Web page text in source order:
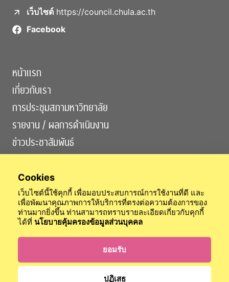
เว็บไซต์ https://council.chula.ac.th
Facebook
หน้าแรก
เกี่ยวกับเรา
การประชุมสภามหาวิทยาลัย
รายงาน / ผลการดำเนินงาน
ข่าวประชาสัมพันธ์
สำนักงานสภามหาวิทยาลัย สำนักตรวจสอบ
สำนักกิจการวุฒยาจารย์
ข้อบังคับจุฬาฯ
นโยบายการคุ้มครองข้อมูลส่วนบุคคล
เข้าสู่ระบบ
Cookies
เว็บไซต์นี้ใช้คุกกี้ เพื่อมอบประสบการณ์การใช้งานที่ดี และ
เพื่อพัฒนาคุณภาพการให้บริการที่ตรงต่อความต้องการของ
ท่านมากยิ่งขึ้น ท่านสามารถทราบรายละเอียดเกี่ยวกับคุกกี้
ได้ที่ นโยบายคุ้มครองข้อมูลส่วนบุคคล
ยอมรับ
ปฏิเสธ